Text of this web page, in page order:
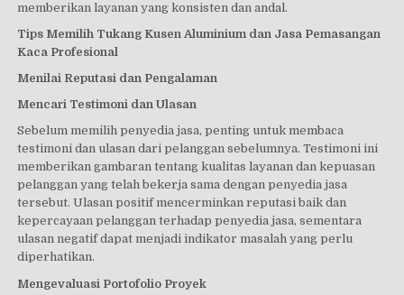
memberikan layanan yang konsisten dan andal.
Tips Memilih Tukang Kusen Aluminium dan Jasa Pemasangan
Kaca Profesional
Menilai Reputasi dan Pengalaman
Mencari Testimoni dan Ulasan
Sebelum memilih penyedia jasa, penting untuk membaca
testimoni dan ulasan dari pelanggan sebelumnya. Testimoni ini
memberikan gambaran tentang kualitas layanan dan kepuasan
pelanggan yang telah bekerja sama dengan penyedia jasa
tersebut. Ulasan positif mencerminkan reputasi baik dan
kepercayaan pelanggan terhadap penyedia jasa, sementara
ulasan negatif dapat menjadi indikator masalah yang perlu
diperhatikan.
Mengevaluasi Portofolio Proyek